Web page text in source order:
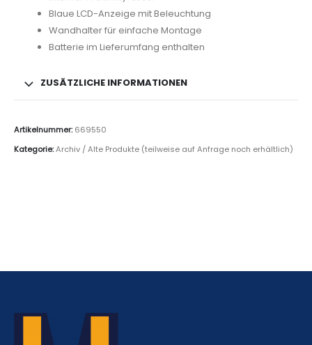
Blaue LCD-Anzeige mit Beleuchtung
Wandhalter für einfache Montage
Batterie im Lieferumfang enthalten
ZUSÄTZLICHE INFORMATIONEN
Artikelnummer:669550
Kategorie:Archiv / Alte Produkte (teilweise auf Anfrage noch erhältlich)